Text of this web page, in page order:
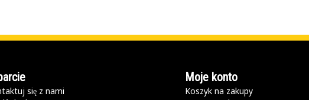
się z nami
Moje konto
Koszyk na zakupy